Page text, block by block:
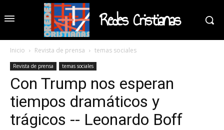
Redes Cristianas
Inicio Revista de prensa temas sociales
Revista de prensa temas sociales
Con Trump nos esperan
tiempos dramáticos y
trágicos -- Leonardo Boff